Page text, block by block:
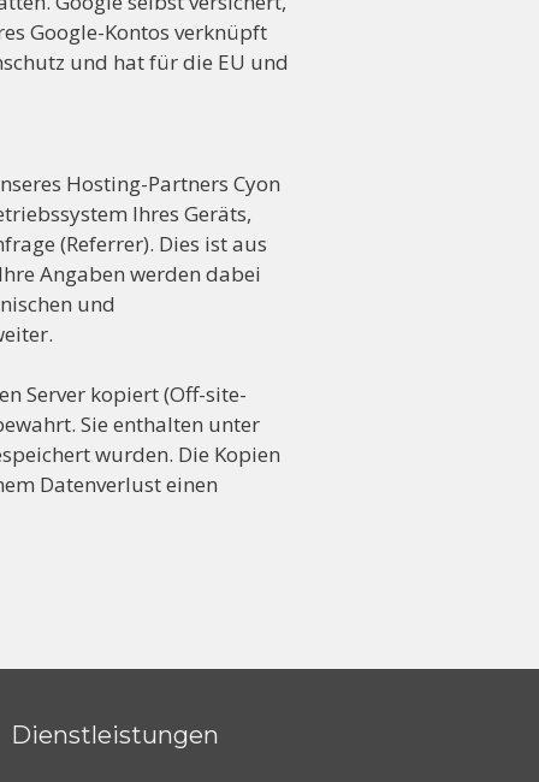
Google-Kontos verknüpft
und hat für die EU und
Hosting-Partners Cyon
Ihres Geräts,
(Referrer). Dies ist aus
Angaben werden dabei
und
Server kopiert (Off-site-
Sie enthalten unter
wurden. Die Kopien
Datenverlust einen
Dienstleistungen